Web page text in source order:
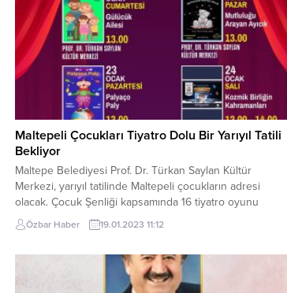
Maltepeli Çocukları Tiyatro Dolu Bir Yarıyıl Tatili
Bekliyor
Maltepe Belediyesi Prof. Dr. Türkan Saylan Kültür
Merkezi, yarıyıl tatilinde Maltepeli çocukların adresi
olacak. Çocuk Şenliği kapsamında 16 tiyatro oyunu
çocuklarla buluşacak. Maltepe Belediyesi yarıyıl tatilinde
Maltepeli çocukları Prof.Dr.Türkan Saylan Merkezi’nde
edecek. Maltepe Belediyesi Kültür ve Sosyal İşler
Müdürlüğü’nün hazırladığı ve artık gelenekselleşen
Özbar Haber 19.01.2023 11:12